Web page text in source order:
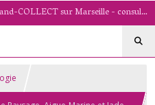
Boutique ésotérique en ligne et CLICK-and-COLLECT sur Marseille - consultation de voyance par mail - livret numérologique (13/PACA)